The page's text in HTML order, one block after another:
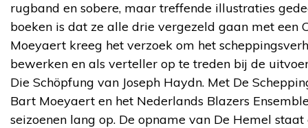
rugband en sobere, maar treffende illustraties
boeken is dat ze alle drie vergezeld gaan met een
Moeyaert kreeg het verzoek om het
bewerken en als verteller op te treden bij de
Die Schöpfung van Joseph Haydn. Met De
Bart Moeyaert en het Nederlands Blazers
seizoenen lang op. De opname van De Hemel staat